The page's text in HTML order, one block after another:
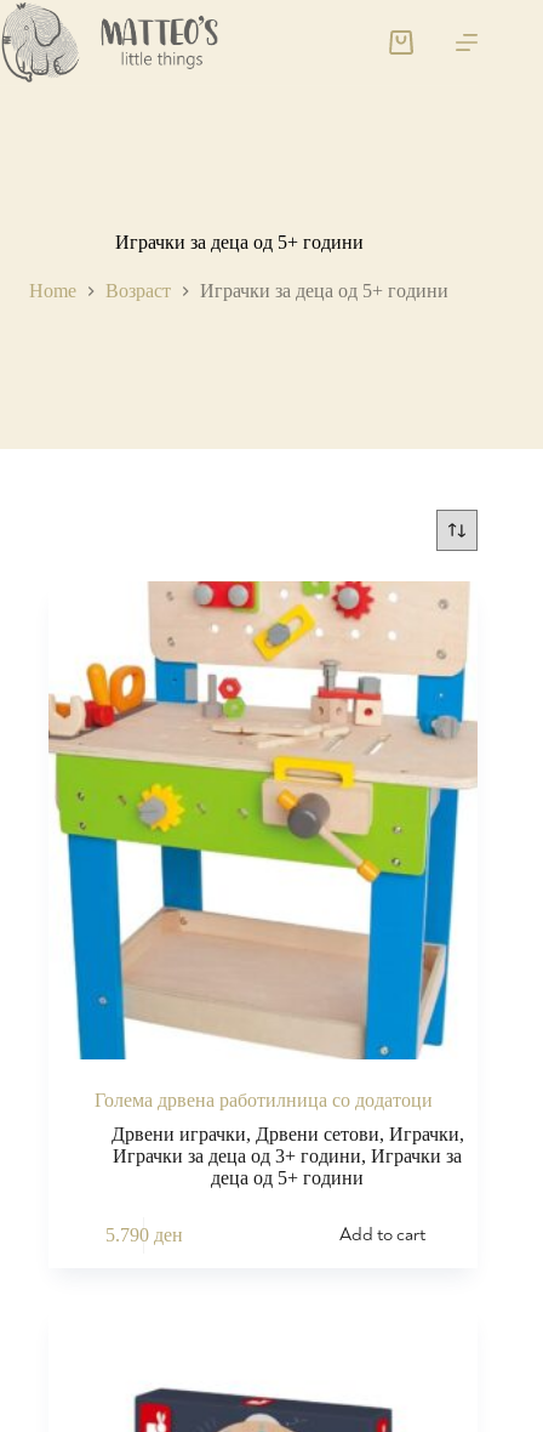
Играчки за деца од 5+ години
Home Возраст Играчки за деца од 5+ години
Голема дрвена работилница со додатоци
Дрвени играчки, Дрвени сетови, Играчки,
Играчки за деца од 3+ години,Играчки за
деца од 5+ години
5.790 ден Add to cart